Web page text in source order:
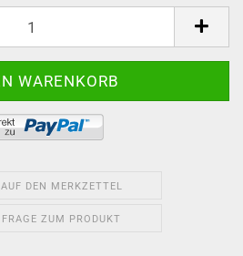
AUF DEN MERKZETTEL
FRAGE ZUM PRODUKT